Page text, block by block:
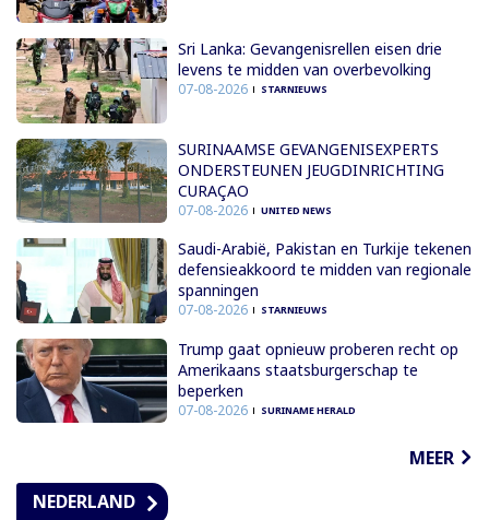
Sri Lanka: Gevangenisrellen eisen drie
levens te midden van overbevolking
07-08-2026 STARNIEUWS
SURINAAMSE GEVANGENISEXPERTS
ONDERSTEUNEN JEUGDINRICHTING
CURAÇAO
07-08-2026 UNITED NEWS
Saudi-Arabië, Pakistan en Turkije tekenen
defensieakkoord te midden van regionale
spanningen
07-08-2026 STARNIEUWS
Trump gaat opnieuw proberen recht op
Amerikaans staatsburgerschap te
beperken
07-08-2026 SURINAME HERALD
MEER
NEDERLAND